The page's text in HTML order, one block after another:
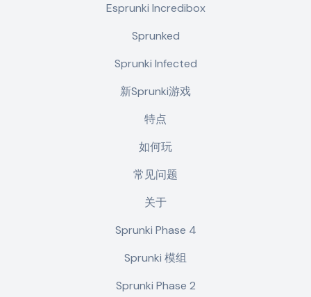
Esprunki Incredibox
Sprunked
Sprunki Infected
新Sprunki游戏
特点
如何玩
常见问题
关于
Sprunki Phase 4
Sprunki 模组
Sprunki Phase 2